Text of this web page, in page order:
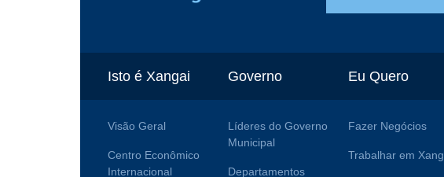
Isto é Xangai
Visão Geral
Centro Econômico
Internacional
Governo
Líderes do Governo
Municipal
Departamentos
Eu Quero
Fazer Negócios
Trabalhar em